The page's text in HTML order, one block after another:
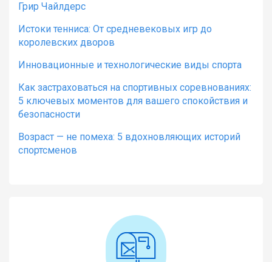
Грир Чайлдерс
Истоки тенниса: От средневековых игр до
королевских дворов
Инновационные и технологические виды спорта
Как застраховаться на спортивных соревнованиях:
5 ключевых моментов для вашего спокойствия и
безопасности
Возраст — не помеха: 5 вдохновляющих историй
спортсменов